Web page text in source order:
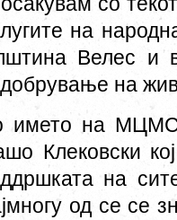
на
Велес и
на
името на МЦМС
Клековски
на
од се се